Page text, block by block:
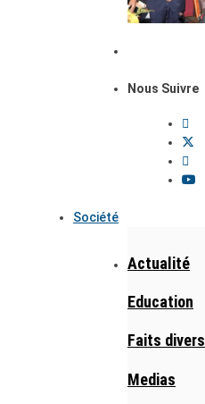
Nous Suivre
Société
Actualité
Education
Faits divers
Medias